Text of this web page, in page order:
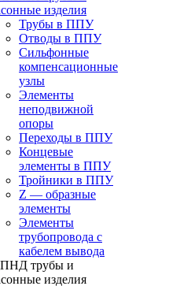
изделия
Трубы в ППУ
Отводы в ППУ
Сильфонные
компенсационные
узлы
Элементы
неподвижной
опоры
Переходы в ППУ
Концевые
элементы в ППУ
Тройники в ППУ
Z — образные
элементы
Элементы
трубопровода с
кабелем вывода